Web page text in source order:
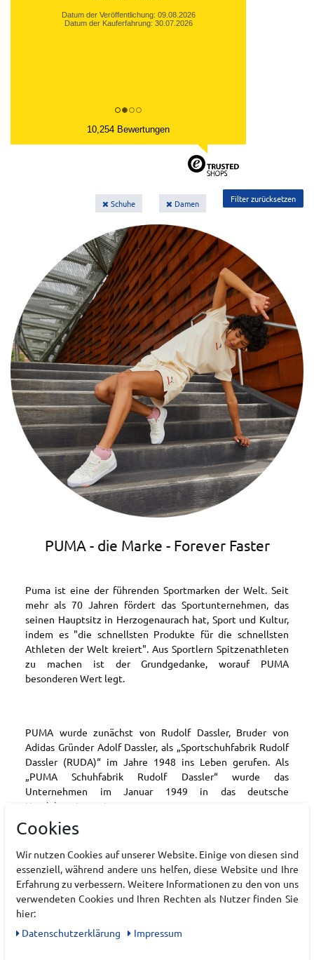
Datum der Veröffentlichung: 09.08.2026
Datum der Kauferfahrung: 30.07.2026
10,254 Bewertungen
Schuhe Damen Filter zurücksetzen
PUMA - die Marke - Forever Faster
Puma ist eine der führenden Sportmarken der Welt. Seit
mehr als 70 Jahren fördert das Sportunternehmen, das
seinen Hauptsitz in Herzogenaurach hat, Sport und Kultur,
indem es "die schnellsten Produkte für die schnellsten
Athleten der Welt kreiert". Aus Sportlern Spitzenathleten
zu machen ist der Grundgedanke, worauf PUMA
besonderen Wert legt.
PUMA wurde zunächst von Rudolf Dassler, Bruder von
Adidas Gründer Adolf Dassler, als „Sportschuhfabrik Rudolf
Dassler (RUDA)“ im Jahre 1948 ins Leben gerufen. Als
„PUMA Schuhfabrik Rudolf Dassler“ wurde das
Unternehmen im Januar 1949 in das deutsche
Handelsregister eingetragen.
Seit jeher kreiert PUMA Spitzenprodukte für
Spitzenathleten, wie beispielsweise für die brasilianische
Fußballlegende Pelé, oder den 100m Weltrekordhalter
Usain Bolt und viele mehr, ganz nach dem Motto "FOREVER
FASTER". Dabei geht es PUMA nicht nur um Schnelligkeit.
Forever Faster ist quasi PUMAs Mantra:
Cookies
Wir nutzen Cookies auf unserer Website. Einige von diesen sind
essenziell, während andere uns helfen, diese Website und Ihre
Erfahrung zu verbessern. Weitere Informationen zu den von uns
verwendeten Cookies und Ihren Rechten als Nutzer finden Sie
hier:
Daten­schutz­erklärung
Impressum